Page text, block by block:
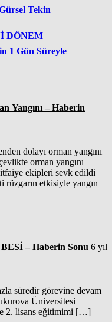
Tekin
DÖNEM
Yangını – Haberin
dolayı orman yangını
orman yangını
itfaiye ekipleri sevk edildi
rüzgarın etkisiyle yangın
– Haberin Sonu 6 yıl
süredir görevine devam
Üniversitesi
2. lisans eğitimimi […]